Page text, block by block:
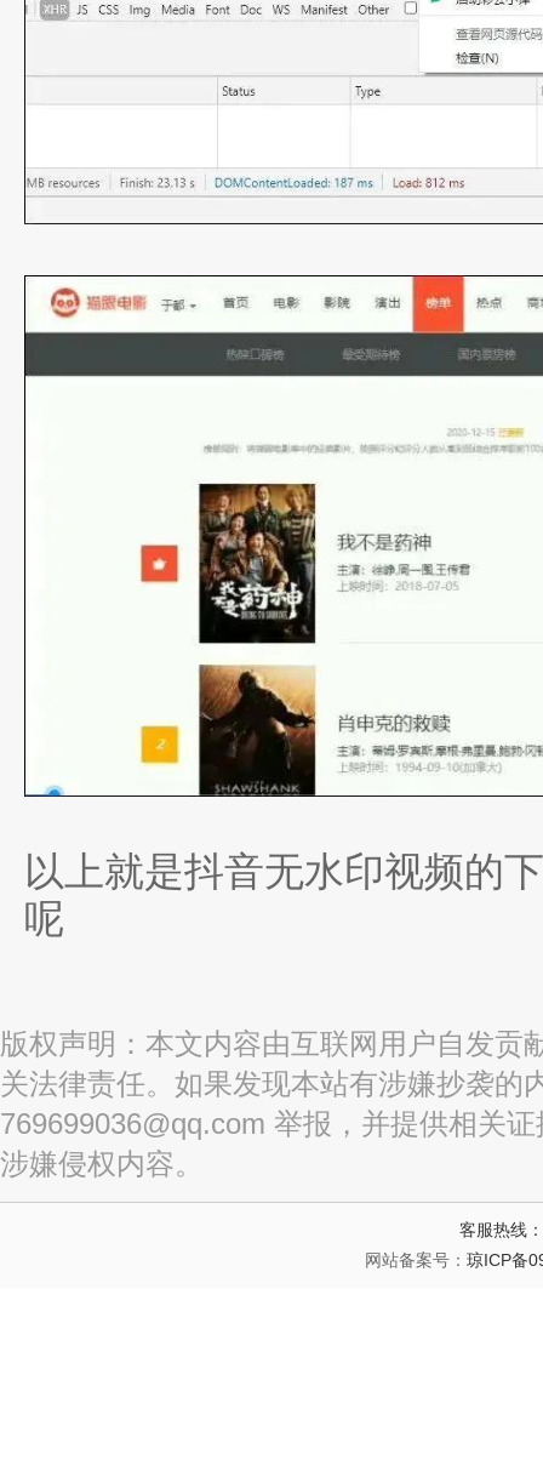
以上就是抖音无水印视频的
呢
版权声明： 本文内容由互联网用户自发贡
关法律责任。如果发现本站有涉嫌抄袭的
769699036@qq.com 举报，并提供相关
涉嫌侵权内容。
客服热线
网站备案号： 琼ICP备